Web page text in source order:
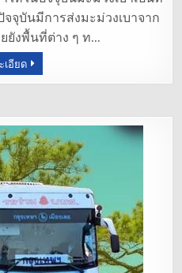
r
จุบันมีการส่งมะม่วงเบาจาก
ยังพื้นที่ต่าง ๆ ท…
เอียด